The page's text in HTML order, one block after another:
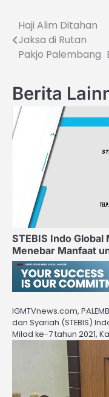
Post
navigation
Haji Alim Ditahan
Jaksa di Rutan
Pakjo Palembang
Berita
STEBIS Indo Global
Menebar Manfaat
IGMTVnews.com,
dan Syariah (STEBIS)
Milad ke-7 tahun 2021,